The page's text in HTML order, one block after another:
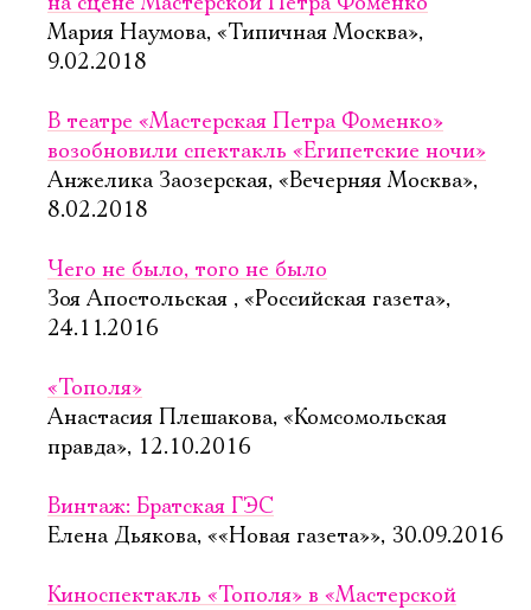
Мария Наумова, «Типичная Москва»,
9.02.2018
В театре «Мастерская Петра Фоменко»
возобновили спектакль «Египетские ночи»
Анжелика Заозерская, «Вечерняя Москва»,
8.02.2018
Чего не было, того не было
Зоя Апостольская , «Российская газета»,
24.11.2016
«Тополя»
Анастасия Плешакова, «Комсомольская
правда», 12.10.2016
Винтаж: Братская ГЭС
Елена Дьякова, ««Новая газета»», 30.09.2016
Киноспектакль «Тополя» в «Мастерской